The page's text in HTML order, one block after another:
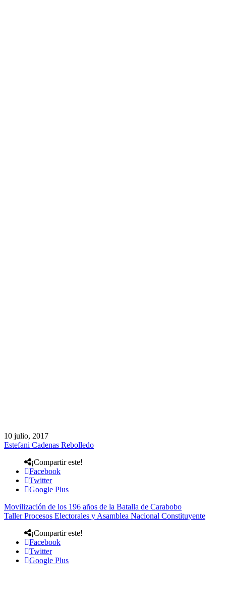
10 julio, 2017
Estefani Cadenas Rebolledo
¡Compartir este!
Facebook
Twitter
Google Plus
Movilización de los 196 años de la Batalla de Carabobo
Taller Procesos Electorales y Asamblea Nacional Constituyente
¡Compartir este!
Facebook
Twitter
Google Plus